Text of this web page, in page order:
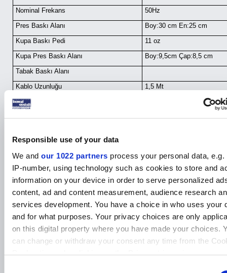
Responsible use of your data
We and our 1022 partners process your personal data, e.g.
IP-number, using technology such as cookies to store and
information on your device in order to serve personalized
content, ad and content measurement, audience research
services development. You have a choice in who uses your
and for what purposes. Your privacy choices are only
on this digital property where you have made your choices.
can change or withdraw your consent any time from the
Declaration or by clicking on the Privacy trigger icon.
Nominal Frekans
50Hz
Pres Baskı Alanı
Boy:30 cm En:25 cm
Kupa Baskı Pedi
11 oz
Kupa Pres Baskı Alanı
Boy:9,5cm Çap:8,5 cm
Tabak Baskı Alanı
Kablo Uzunluğu
1,5 Mt
En Yüksek Sıcaklık
En Yüksek Süre
999 sn.
5,6kg / 4,6kg.
Freesub P1210 Combo baskı makinası ile neler yapılabilir?
sublimasyon seramik beyaz kupa
sublimasyon ithal beyaz kupa
sublimasyon puzzle
sublimasyon sapı renkli kupa
micro polyester t-shirt